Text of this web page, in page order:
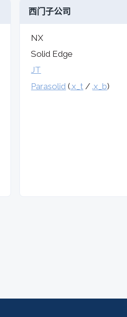
西门子公司
NX
Solid Edge
JT
Parasolid (.x_t / .x_b)